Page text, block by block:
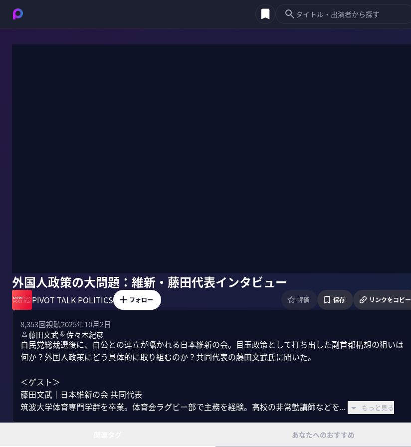
外国人政策の大問題：維新・藤田代表インタビュー
PIVOT TALK POLITICS フォロー 評価 保存 リンクをコピー
8,353回視聴2025年10月2日
藤田文武
佐々木紀彦
自民党総裁選後に、自公との連立が囁かれる日本維新の会。目玉政策として打ち出した副首都構想の狙いは
何か？外国人政策にどう具体的に取り組むのか？共同代表の藤田文武氏に聞いた。
＜ゲスト＞
藤田文武｜日本維新の会 共同代表
筑波大学体育専門学群を卒業。体育会ラグビー部で主務を経験。高校の非常勤講師などを...
もっと見る
あなたへのおすすめ